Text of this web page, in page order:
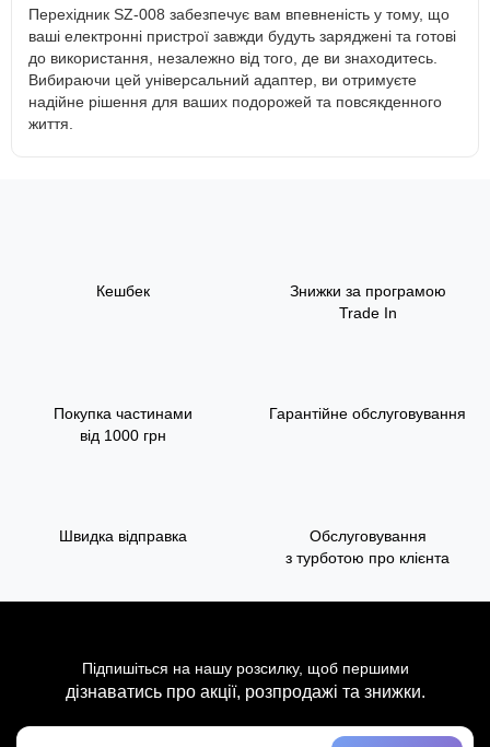
Перехідник SZ-008 забезпечує вам впевненість у тому, що
ваші електронні пристрої завжди будуть заряджені та готові
до використання, незалежно від того, де ви знаходитесь.
Вибираючи цей універсальний адаптер, ви отримуєте
надійне рішення для ваших подорожей та повсякденного
життя.
Кешбек
Знижки за програмою
Trade In
Покупка частинами
від 1000 грн
Гарантійне обслуговування
Швидка відправка
Обслуговування
з турботою про клієнта
Підпишіться на нашу розсилку, щоб першими
дізнаватись про акції, розпродажі та знижки.